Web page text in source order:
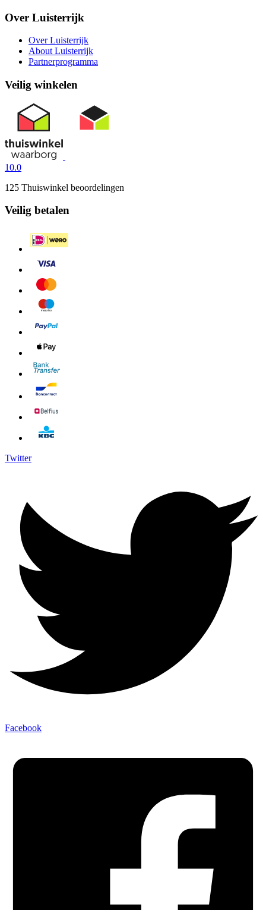
Over Luisterrijk
Over Luisterrijk
About Luisterrijk
Partnerprogramma
Veilig winkelen
10.0
125 Thuiswinkel beoordelingen
Veilig betalen
Twitter
Facebook